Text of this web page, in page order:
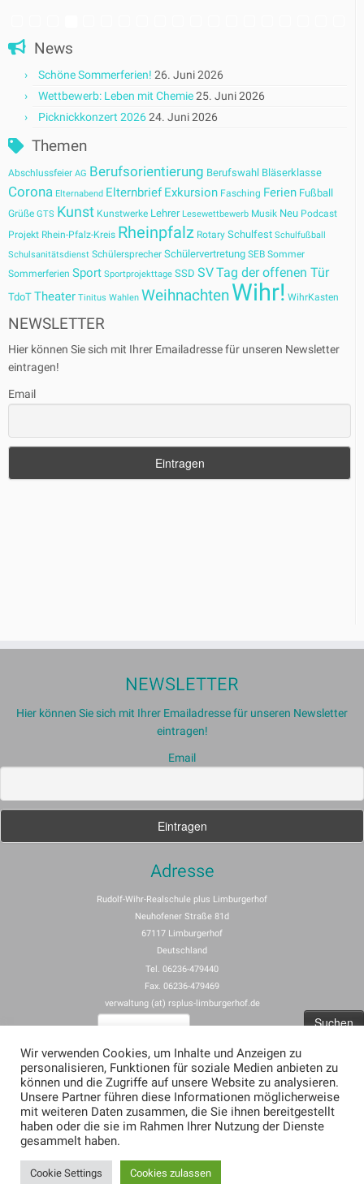
News
Schöne Sommerferien! 26. Juni 2026
Wettbewerb: Leben mit Chemie25. Juni 2026
Picknickkonzert 202624. Juni 2026
Themen
Abschlussfeier AG Berufsorientierung Berufswahl Bläserklasse
Corona Elternabend Elternbrief Exkursion Fasching Ferien Fußball
Grüße GTS Kunst Kunstwerke Lehrer Lesewettbewerb Musik Neu Podcast
Projekt Rhein-Pfalz-Kreis Rheinpfalz Rotary Schulfest Schulfußball
Schulsanitätsdienst Schülersprecher Schülervertretung SEB Sommer
Sommerferien Sport Sportprojekttage SSD SVTag der offenen Tür
TdoT Theater Tinitus Wahlen WeihnachtenWihr! WihrKasten
NEWSLETTER
Hier können Sie sich mit Ihrer Emailadresse für unseren Newsletter
eintragen!
Email
NEWSLETTER
Hier können Sie sich mit Ihrer Emailadresse für unseren Newsletter
eintragen!
Email
Adresse
Rudolf-Wihr-Realschule plus Limburgerhof
Neuhofener Straße 81d
67117 Limburgerhof
Deutschland
Tel. 06236-479440
Fax. 06236-479469
verwaltung (at) rsplus-limburgerhof.de
Impressum
Allgemeine Nutzungsbedingungen für rspus-limburgerhof.de
Erklärung zum Datenschutz (Privacy Policy) für rsplus-limburgerhof.de
Wir verwenden Cookies, um Inhalte und Anzeigen zu
personalisieren, Funktionen für soziale Medien anbieten zu
können und die Zugriffe auf unsere Website zu analysieren.
Unsere Partner führen diese Informationen möglicherweise
mit weiteren Daten zusammen, die Sie ihnen bereitgestellt
haben oder die sie im Rahmen Ihrer Nutzung der Dienste
gesammelt haben.
Cookie Settings Cookies zulassen